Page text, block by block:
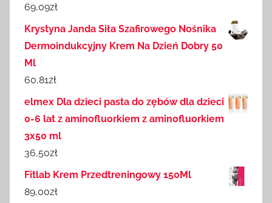
69,09zł
Krystyna Janda Siła Szafirowego Nośnika
Dermoindukcyjny Krem Na Dzień Dobry 50
Ml
60,81zł
elmex Dla dzieci pasta do zębów dla dzieci
0-6 lat z aminofluorkiem z aminofluorkiem
3x50 ml
36,50zł
Fitlab Krem Przedtreningowy 150Ml
89,00zł